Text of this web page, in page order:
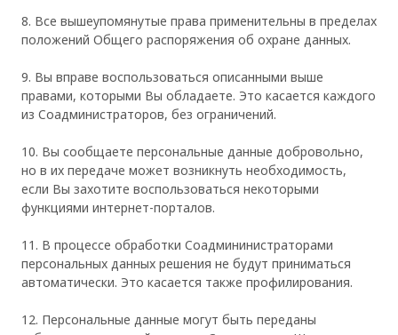
8. Все вышеупомянутые права применительны в пределах
положений Общего распоряжения об охране данных.
9. Вы вправе воспользоваться описанными выше
правами, которыми Вы обладаете. Это касается каждого
из Соадминистраторов, без ограничений.
10. Вы сообщаете персональные данные добровольно,
но в их передаче может возникнуть необходимость,
если Вы захотите воспользоваться некоторыми
функциями интернет-порталов.
11. В процессе обработки Соадмининистраторами
персональных данных решения не будут приниматься
автоматически. Это касается также профилирования.
12. Персональные данные могут быть переданы